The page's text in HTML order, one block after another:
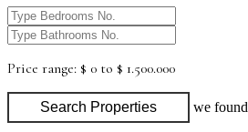
Price range: $ 0 to $ 1.500.000
Search Properties we found